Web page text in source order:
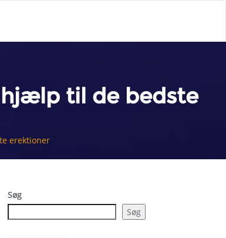
hjælp til de bedste
erektioner
Søg
Søg